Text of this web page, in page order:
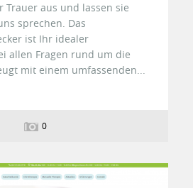
Trauer aus und lassen sie
sprechen. Das
ist Ihr idealer
allen Fragen rund um die
mit einem umfassenden...
0